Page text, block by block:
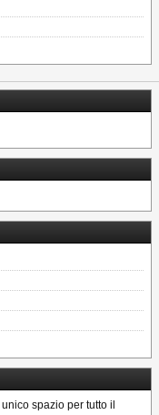
unico spazio per tutto il